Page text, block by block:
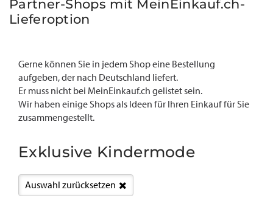
Partner-Shops mit MeinEinkauf.ch-
Lieferoption
Gerne können Sie in jedem Shop eine Bestellung
aufgeben, der nach Deutschland liefert.
Er muss nicht bei MeinEinkauf.ch gelistet sein.
Wir haben einige Shops als Ideen für Ihren Einkauf für Sie
zusammengestellt.
Exklusive Kindermode
Auswahl zurücksetzen